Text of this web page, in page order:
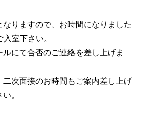
りますので、お時間になりました
室下さい。
にて合否のご連絡を差し上げま
次面接のお時間もご案内差し上げ
。